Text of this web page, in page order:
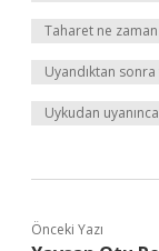
Taharet ne zaman
Uyandıktan
Uykudan
Önceki Yazı